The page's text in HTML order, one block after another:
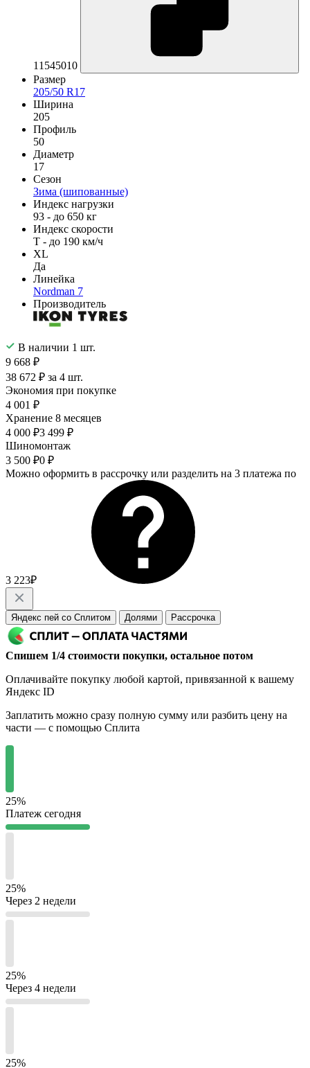
11545010
Размер
205/50 R17
Ширина
205
Профиль
50
Диаметр
17
Сезон
Зима (шипованные)
Индекс нагрузки
93 - до 650 кг
Индекс скорости
T - до 190 км/ч
XL
Да
Линейка
Nordman 7
Производитель
В наличии 1 шт.
9 668 ₽
38 672 ₽ за 4 шт.
Экономия при покупке
4 001 ₽
Хранение 8 месяцев
4 000 ₽3 499 ₽
Шиномонтаж
3 500 ₽0 ₽
Можно оформить в рассрочку или разделить на 3 платежа по
3 223₽
Яндекс пей со Сплитом Долями Рассрочка
Спишем 1/4 стоимости покупки, остальное потом
Оплачивайте покупку любой картой, привязанной к вашему
Яндекс ID
Заплатить можно сразу полную сумму или разбить цену на
части — с помощью Сплита
25%
Платеж сегодня
25%
Через 2 недели
25%
Через 4 недели
25%